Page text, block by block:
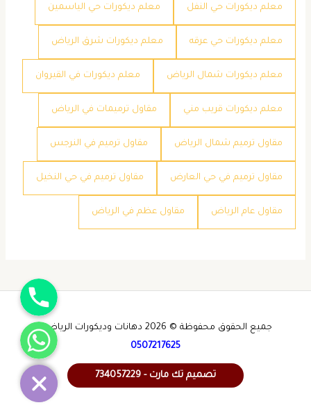
معلم ديكورات حي النفل معلم ديكورات حي الياسمين
معلم ديكورات حي عرقه معلم ديكورات شرق الرياض
معلم ديكورات شمال الرياض معلم ديكورات في القيروان
معلم ديكورات قريب مني مقاول ترميمات في الرياض
مقاول ترميم شمال الرياض مقاول ترميم في النرجس
مقاول ترميم في حي العارض مقاول ترميم في حي النخيل
مقاول عام الرياض مقاول عظم في الرياض
جميع الحقوق محفوظة © 2026 دهانات وديكورات الرياض -
0507217625
تصميم تك مارت - 734057229
جوال
واتساب